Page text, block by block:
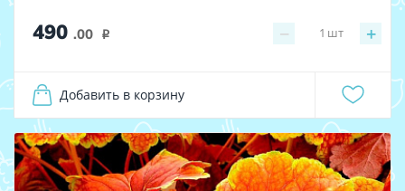
490 .00 i − +
1 шт
Добавить в корзину